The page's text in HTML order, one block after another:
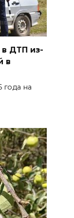
в ДТП из-
в
года на